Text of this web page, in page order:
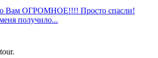
Вам ОГРОМНОЕ!!!! Просто спасли!
получило...